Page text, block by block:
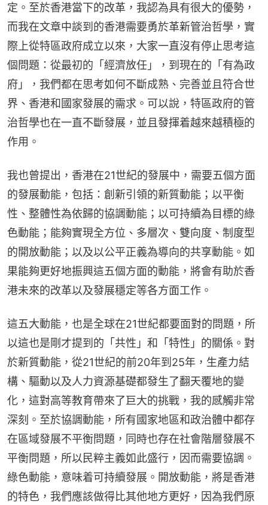
定。至於香港當下的改革，我認為具有很大的優勢，
而我在文章中談到的香港需要勇於革新管治哲學，實
際上從特區政府成立以來，大家一直沒有停止思考這
個問題：從最初的「經濟放任」，到現在的「有為政
府」，我們都在思考如何不斷成熟、完善並且符合世
界、香港和國家發展的需求。可以說，特區政府的管
治哲學也在一直不斷發展，並且發揮着越來越積極的
作用。
我也曾提出，香港在21世紀的發展中，需要五個方面
的發展動能，包括：創新引領的新質動能；以平衡
性、整體性為依歸的協調動能；以可持續為目標的綠
色動能；能夠實現全方位、多層次、雙向度、制度型
的開放動能；以及以公平正義為導向的共享動能。如
果能夠更好地振興這五個方面的動能，將會有助於香
港未來的改革以及發展穩定等各方面工作。
這五大動能，也是全球在21世紀都要面對的問題，所
以這也是剛才提到的「共性」和「特性」的關係。對
於新質動能，從21世紀的前20年到25年，生產力結
構、驅動以及人力資源基礎都發生了翻天覆地的變
化，這對高等教育帶來了巨大的挑戰，我的感觸非常
深刻。至於協調動能，所有國家地區和政治體中都存
在區域發展不平衡問題，同時也存在社會階層發展不
平衡問題，所以民粹主義如此盛行，因而需要協調。
綠色動能，意味着可持續發展。開放動能，將是香港
的特色，我們應該做得比其他地方更好，因為我們原